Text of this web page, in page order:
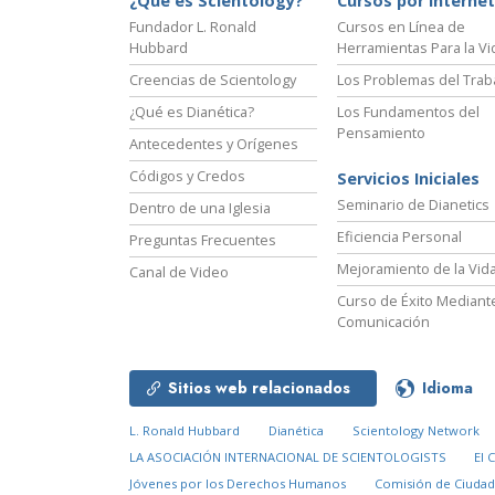
Fundador L. Ronald
Hubbard
Creencias de Scientology
¿Qué es Dianética?
Antecedentes y Orígenes
Códigos y Credos
Dentro de una Iglesia
Preguntas Frecuentes
Canal de Video
Cursos en Línea de
Herramientas Para la
Los Problemas del
Los Fundamentos del
Pensamiento
Servicios Iniciales
Seminario de Dianetics
Eficiencia Personal
Mejoramiento de la
Curso de Éxito
Comunicación
Sitios web relacionados Idioma
L. Ronald Hubbard Dianética
Scientology Network
LA ASOCIACIÓN INTERNACIONAL DE SCIENTOLOGISTS
El
Jóvenes por los Derechos Humanos
Comisión de